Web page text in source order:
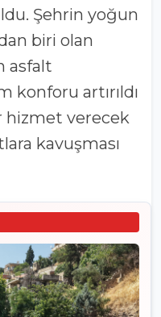
Şehrin yoğun
biri olan
asfalt
konforu artırıldı
hizmet verecek
kavuşması